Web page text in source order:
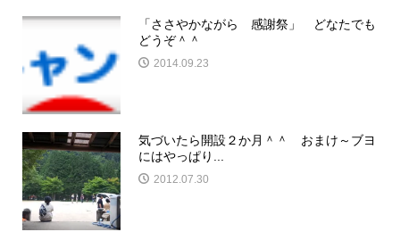
「ささやかながら 感謝祭」 どなたでも
どうぞ＾＾
2014.09.23
気づいたら開設２か月＾＾ おまけ～ブヨ
にはやっぱり...
2012.07.30